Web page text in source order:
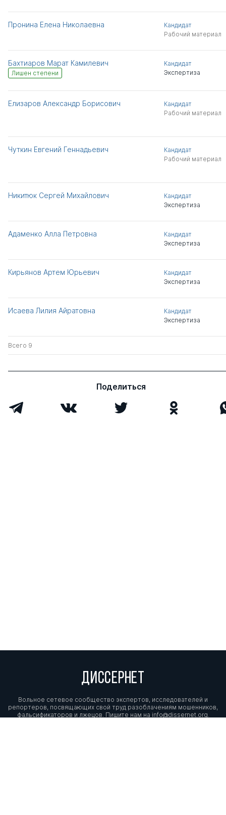
Пронина Елена Николаевна
Кандидат
Рабочий материал
Бахтиаров Марат Камилевич
Лишен степени
Кандидат
Экспертиза
Елизаров Александр Борисович
Кандидат
Рабочий материал
Чуткин Евгений Геннадьевич
Кандидат
Рабочий материал
Никитюк Сергей Михайлович
Кандидат
Экспертиза
Адаменко Алла Петровна
Кандидат
Экспертиза
Кирьянов Артем Юрьевич
Кандидат
Экспертиза
Исаева Лилия Айратовна
Кандидат
Экспертиза
Всего 9
Поделиться
ДИССЕРНЕТ
Вольное сетевое сообщество экспертов, исследователей и
репортеров, посвящающих свой труд разоблачениям мошенников,
фальсификаторов и лжецов. Пишите нам на info@dissernet.org.